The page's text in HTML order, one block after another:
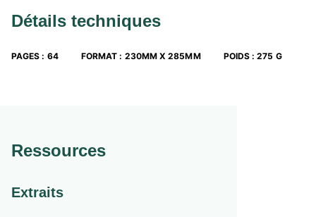
Détails techniques
PAGES : 64 FORMAT : 230MM X 285MM POIDS :275 G
Ressources
Extraits